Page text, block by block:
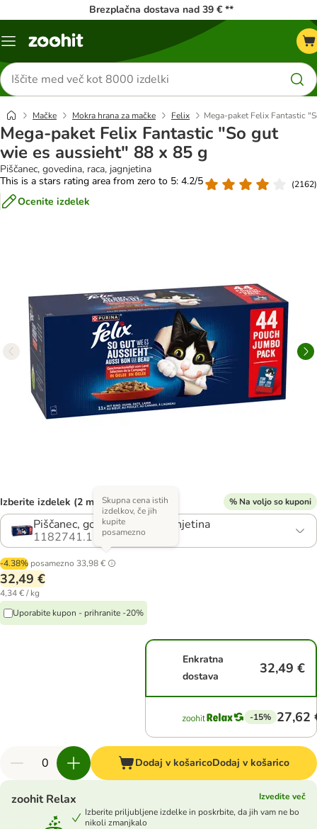
Brezplačna dostava nad 39 € **
Meni
Iskanje
izdelkov
Mačke Mokra hrana za mačke Felix Mega-paket Felix Fantastic
Mega-paket Felix Fantastic "So gut
wie es aussieht" 88 x 85 g
Piščanec, govedina, raca, jagnjetina
This is a stars rating area from zero to 5: 4.2/5
(2162)
Ocenite izdelek
Izberite izdelek (2 možnosti) % Na voljo so kuponi
Piščanec, govedina, raca, jagnjetina
1182741.1
-4.38% posamezno 33,98 €
Skupna cena istih
izdelkov, če jih
kupite
posamezno
32,49 €
4,34 € / kg
Uporabite kupon - prihranite -20%
Enkratna
dostava
32,49 €
-15% 27,62
Dodaj v košaricoDodaj v košarico
zoohit Relax
Izvedite več
Izberite priljubljene izdelke in poskrbite, da jih vam ne bo
nikoli zmanjkalo